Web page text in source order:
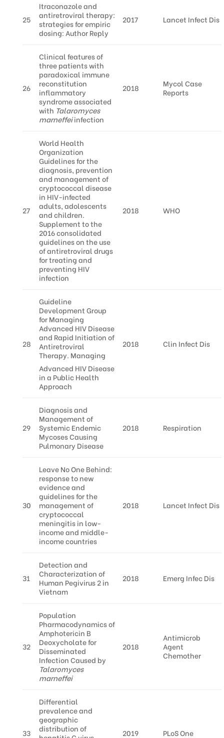
25
Itraconazole and
antiretroviral therapy:
strategies for empiric
dosing: Author Reply
2017 Lancet Infect Dis
26
Clinical features of
three patients with
paradoxical immune
reconstitution
inflammatory
syndrome associated
with Talaromyces
marneffeiinfection
2018
Mycol Case
Reports
27
World Health
Organization
Guidelines for the
diagnosis, prevention
and management of
cryptococcal disease
in HIV-infected
adults, adolescents
and children.
Supplement to the
2016 consolidated
guidelines on the use
of antiretroviral drugs
for treating and
preventing HIV
infection
2018 WHO
28
Guideline
Development Group
for Managing
Advanced HIV Disease
and Rapid Initiation of
Antiretroviral
Therapy. Managing
Advanced HIV Disease
in a Public Health
Approach
2018 Clin Infect Dis
29
Diagnosis and
Management of
Systemic Endemic
Mycoses Causing
Pulmonary Disease
2018 Respiration
30
Leave No One Behind:
response to new
evidence and
guidelines for the
management of
cryptococcal
meningitis in low-
income and middle-
income countries
2018 Lancet Infect Dis
31
Detection and
Characterization of
Human Pegivirus 2 in
Vietnam
2018 Emerg Infec Dis
32
Population
Pharmacodynamics of
Amphotericin B
Deoxycholate for
Disseminated
Infection Caused by
Talaromyces
marneffei
2018
Antimicrob
Agent
Chemother
33
Differential
prevalence and
geographic
distribution of
2019 PLoS One